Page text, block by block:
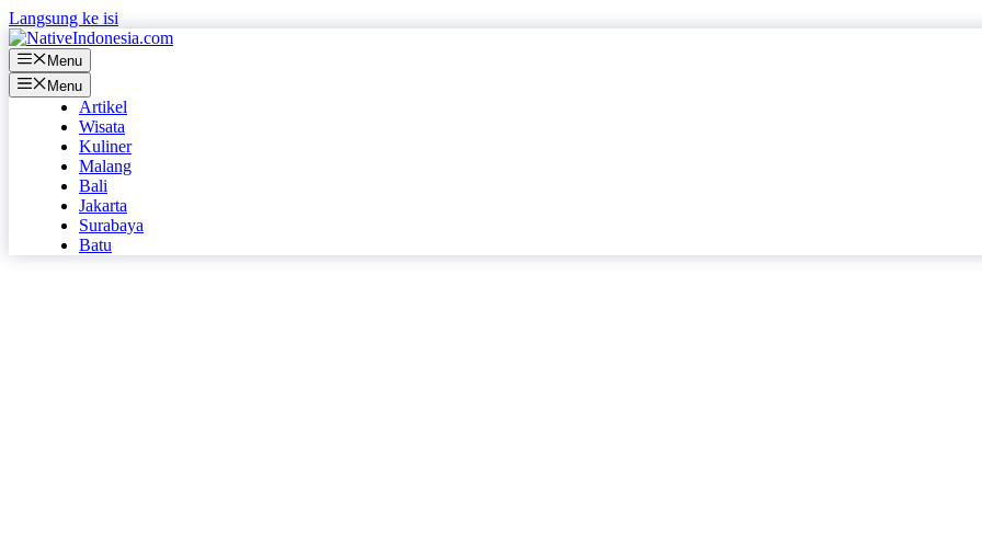
Langsung ke isi
Menu
Menu
Artikel
Wisata
Kuliner
Malang
Bali
Jakarta
Surabaya
Batu